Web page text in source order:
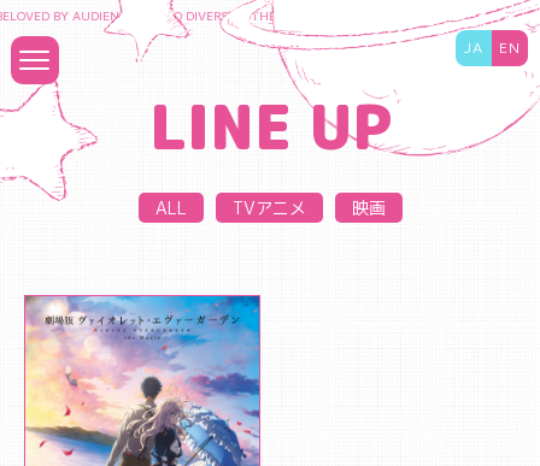
BY AUDIENCES TO DIVERSIFY THE CONTENT BUSINESS AND MAXIMIZE THE
JA EN
LINE UP
ALL TVアニメ 映画